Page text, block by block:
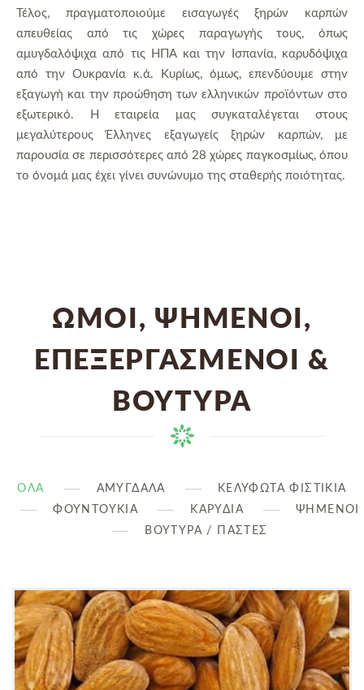
Τέλος, πραγματοποιούμε εισαγωγές ξηρών καρπών
απευθείας από τις χώρες παραγωγής τους, όπως
αμυγδαλόψιχα από τις ΗΠΑ και την Ισπανία, καρυδόψιχα
από την Ουκρανία κ.ά. Κυρίως, όμως, επενδύουμε στην
εξαγωγή και την προώθηση των ελληνικών προϊόντων στο
εξωτερικό. Η εταιρεία μας συγκαταλέγεται στους
μεγαλύτερους Έλληνες εξαγωγείς ξηρών καρπών, με
παρουσία σε περισσότερες από 28 χώρες παγκοσμίως, όπου
το όνομά μας έχει γίνει συνώνυμο της σταθερής ποιότητας.
ΩΜΟΊ, ΨΗΜΈΝΟΙ,
ΕΠΕΞΕΡΓΑΣΜΈΝΟΙ &
ΒΟΎΤΥΡΑ
ΟΛΑ ΑΜΥΓΔΑΛΑ
ΚΕΛΥΦΩΤΑ ΦΙΣΤΙΚΙΑ
ΦΟΥΝΤΟΥΚΙΑ
ΚΑΡΥΔΙΑ
ΨΗΜΕΝΟΙ
ΒΟΎΤΥΡΑ / ΠΆΣΤΕΣ